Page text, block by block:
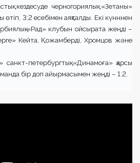
кездесуде черногориялық «Зетаны»
3:2 есебімен аяқталды. Екі күнннен
«Рад» клубын ойсырата жеңді –
Кейта, Қожамберді, Хромцов және
петербургтық «Динамоға» қарсы
бір доп айырмасымен жеңді – 1:2.